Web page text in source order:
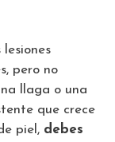
pero no
llaga o una
que crece
piel, debes